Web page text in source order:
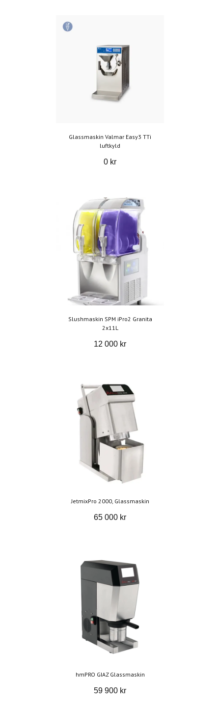
Glassmaskin Valmar Easy3 TTi
luftkyld
0 kr
Slushmaskin SPM iPro2 Granita
2x11L
12 000 kr
JetmixPro 2000, Glassmaskin
65 000 kr
hmPRO GIAZ Glassmaskin
59 900 kr